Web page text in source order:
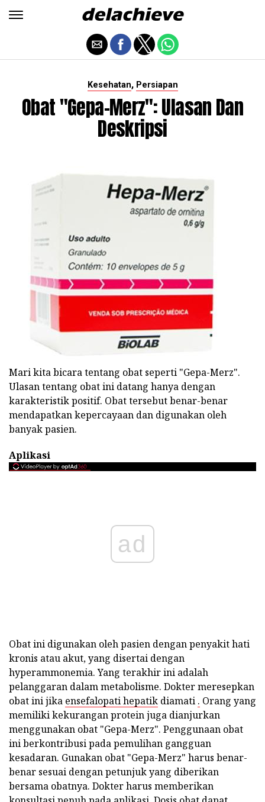
Kesehatan, Persiapan
Obat "Gepa-Merz": Ulasan Dan
Deskripsi
Mari kita bicara tentang obat seperti "Gepa-Merz".
Ulasan tentang obat ini datang hanya dengan
karakteristik positif. Obat tersebut benar-benar
mendapatkan kepercayaan dan digunakan oleh
banyak pasien.
Aplikasi
ad
Obat ini digunakan oleh pasien dengan penyakit hati
kronis atau akut, yang disertai dengan
hyperammonemia. Yang terakhir ini adalah
pelanggaran dalam metabolisme. Dokter meresepkan
obat ini jika ensefalopati hepatik diamati . Orang yang
memiliki kekurangan protein juga dianjurkan
menggunakan obat "Gepa-Merz". Penggunaan obat
ini berkontribusi pada pemulihan gangguan
kesadaran. Gunakan obat "Gepa-Merz" harus benar-
benar sesuai dengan petunjuk yang diberikan
bersama obatnya. Dokter harus memberikan